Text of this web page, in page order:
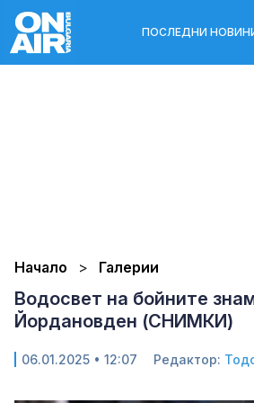
ПОСЛЕДНИ
Начало Галерии
Водосвет на бойните
Йордановден (СНИМКИ)
06.01.2025 • 12:07 Редактор: